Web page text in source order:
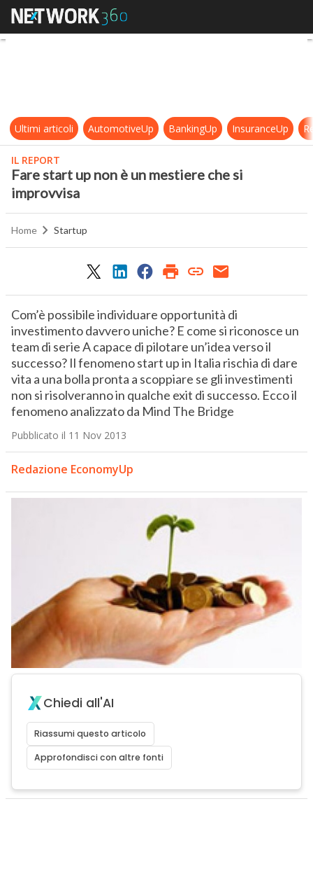
Fare start up non è un mestiere
Ultimi articoli AutomotiveUp BankingUp InsuranceUp
IL REPORT
Fare start up non è un mestiere che si
improvvisa
Home Startup
Com’è possibile individuare opportunità di
investimento davvero uniche? E come si riconosce un
team di serie A capace di pilotare un’idea verso il
successo? Il fenomeno start up in Italia rischia di dare
vita a una bolla pronta a scoppiare se gli investimenti
non si risolveranno in qualche exit di successo. Ecco il
fenomeno analizzato da Mind The Bridge
Pubblicato il 11 Nov 2013
Redazione EconomyUp
Chiedi all'AI
Riassumi questo articolo
Approfondisci con altre fonti